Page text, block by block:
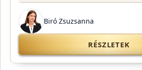
Biró Zsuzsanna
RÉSZLETEK